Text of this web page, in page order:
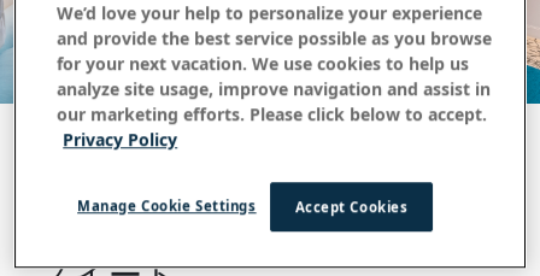
グランドスリン
We’d love your help to personalize your experience
and provide the best service possible as you browse
for your next vacation. We use cookies to help us
analyze site usage, improve navigation and assist in
our marketing efforts. Please click below to accept.
Privacy Policy
Accept Cookies
Manage Cookie Settings